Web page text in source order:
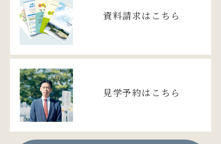
資料請求はこちら
見学予約はこちら